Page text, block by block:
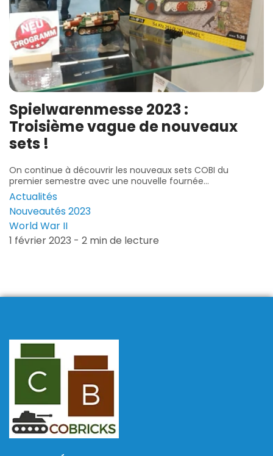
Spielwarenmesse 2023 :
Troisième vague de nouveaux
sets !
On continue à découvrir les nouveaux sets COBI du
premier semestre avec une nouvelle fournée...
Actualités
Nouveautés 2023
World War II
1 février 2023 - 2 min de lecture